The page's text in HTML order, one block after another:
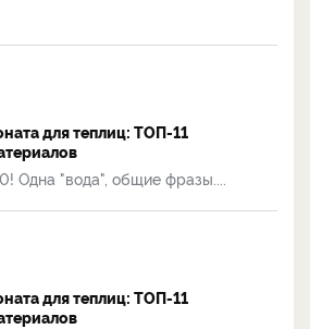
для теплиц: ТОП-11
Одна "вода", общие фразы....
для теплиц: ТОП-11